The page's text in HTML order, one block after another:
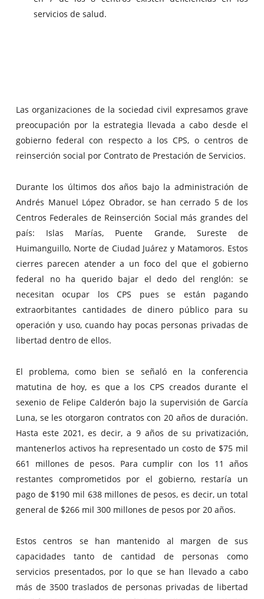
servicios de salud.
Las organizaciones de la sociedad civil expresamos grave
preocupación por la estrategia llevada a cabo desde el
gobierno federal con respecto a los CPS, o centros de
reinserción social por Contrato de Prestación de Servicios.
Durante los últimos dos años bajo la administración de
Andrés Manuel López Obrador, se han cerrado 5 de los
Centros Federales de Reinserción Social más grandes del
país: Islas Marías, Puente Grande, Sureste de
Huimanguillo, Norte de Ciudad Juárez y Matamoros. Estos
cierres parecen atender a un foco del que el gobierno
federal no ha querido bajar el dedo del renglón: se
necesitan ocupar los CPS pues se están pagando
extraorbitantes cantidades de dinero público para su
operación y uso, cuando hay pocas personas privadas de
libertad dentro de ellos.
El problema, como bien se señaló en la conferencia
matutina de hoy, es que a los CPS creados durante el
sexenio de Felipe Calderón bajo la supervisión de García
Luna, se les otorgaron contratos con 20 años de duración.
Hasta este 2021, es decir, a 9 años de su privatización,
mantenerlos activos ha representado un costo de $75 mil
661 millones de pesos. Para cumplir con los 11 años
restantes comprometidos por el gobierno, restaría un
pago de $190 mil 638 millones de pesos, es decir, un total
general de $266 mil 300 millones de pesos por 20 años.
Estos centros se han mantenido al margen de sus
capacidades tanto de cantidad de personas como
servicios presentados, por lo que se han llevado a cabo
más de 3500 traslados de personas privadas de libertad